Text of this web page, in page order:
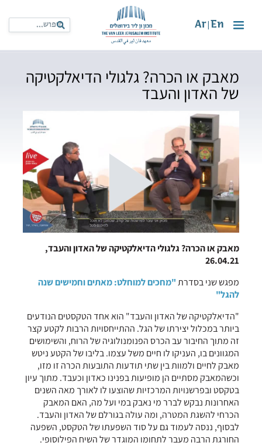
En
Ar
מאבק או הכרה? גלגולי הדיאלקטיקה
של האדון והעבד
מאבק או הכרה? גלגולי הדיאלקטיקה של האדון והעבד,
26.04.21
מפגש שני בסדרת"מחכים למוחלט: מאתים וחמישים שנה
להגל"
"הדיאלקטיקה של האדון והעבד" הוא אחד הטקסטים הנודעים
ביותר במכלול יצירתו של הגל. ההתייחסויות הרבות לקטע קצר
זה מתוך החיבור עב הכרס הפנומנולוגיה של הרוח, והשימושים
המגוונים בו, העניקו לו חיים משל עצמו. בליבו של הקטע ניטש
מאבק לחיים ולמוות בין שתי תודעות התובעות הכרה זו מזו,
וכשהמאבק מסתיים הן מופיעות בפנינו כאדון וכעבד. מתוך עיון
בטקסט ובפרשנויות המרכזיות שהוצעו לו לאורך מאה השנים
האחרונות נבקש לברר מי נאבק במי ועל מה, האם המאבק
הכרחי להשגת המטרה, ומה עולה בגורלם של האדון והעבד.
לבסוף, ננסה לעמוד גם על סוד השפעתו של הטקסט, השפעה
החורגת הרבה מעבר לתחומו המוגדר של השיח הפילוסופי.